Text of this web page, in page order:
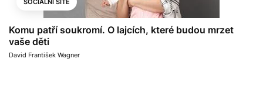
SOCIÁLNÍ SÍTĚ
Komu patří soukromí. O lajcích, které budou mrzet
vaše děti
David František Wagner